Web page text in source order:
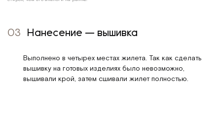
03 Нанесение — вышивка
Выполнено в четырех местах жилета. Так как сделать
вышивку на готовых изделиях было невозможно,
вышивали крой, затем сшивали жилет полностью.